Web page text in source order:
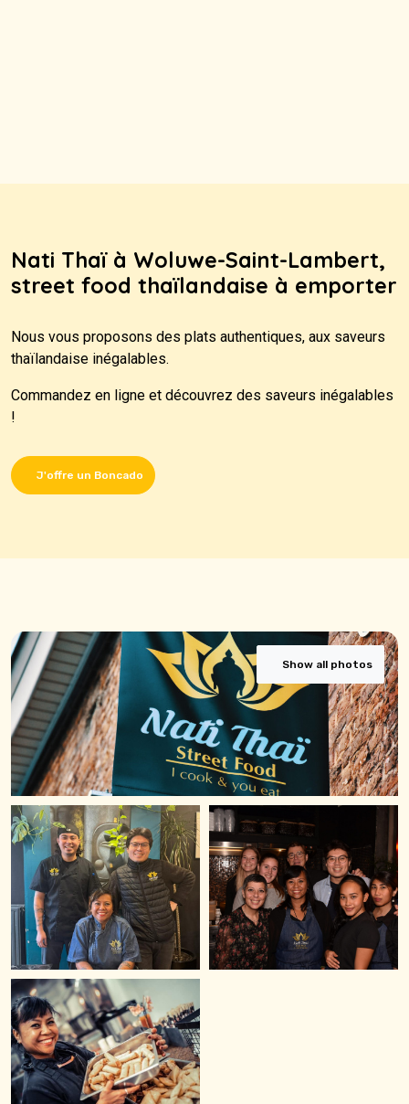
Nati Thaï à Woluwe-Saint-Lambert,
street food thaïlandaise à emporter
Nous vous proposons des plats authentiques, aux saveurs
thaïlandaise inégalables.
Commandez en ligne et découvrez des saveurs inégalables
!
J'offre un Boncado
Show all photos